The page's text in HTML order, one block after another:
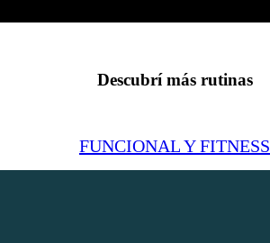
Descubrí más rutinas
FUNCIONAL Y FITNESS